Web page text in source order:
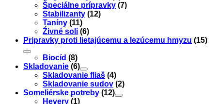
Špeciálne prípravky (7)
Stabilizanty (12)
Taníny (11)
Źivné soli (6)
Pripravky proti lietajúcemu a lezúcemu hmyzu (15)
Biocíd (8)
Skladovanie (6)
Skladovanie fliaš (4)
Skladovanie sudov (2)
Someliérske potreby (12)
Hevery (1)